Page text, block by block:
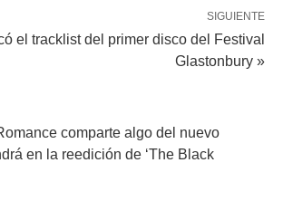
SIGUIENTE
el tracklist del primer disco del Festival
Glastonbury »
comparte algo del nuevo
en la reedición de ‘The Black